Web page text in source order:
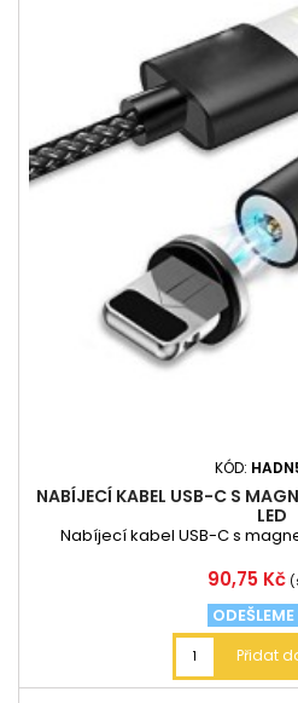
KÓD:
NABÍJECÍ KABEL USB-C S
LED
Nabíjecí kabel USB-C s
Cena
90,75 Kč
Přidat